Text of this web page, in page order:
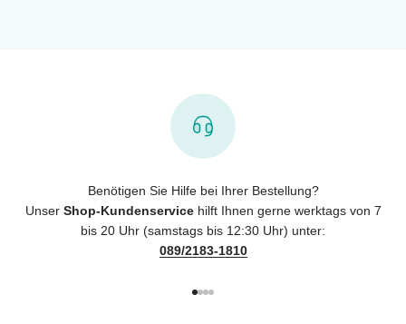
Benötigen Sie Hilfe bei Ihrer Bestellung?
Unser Shop-Kundenservicehilft Ihnen gerne werktags von 7
bis 20 Uhr (samstags bis 12:30 Uhr) unter:
089/2183-1810